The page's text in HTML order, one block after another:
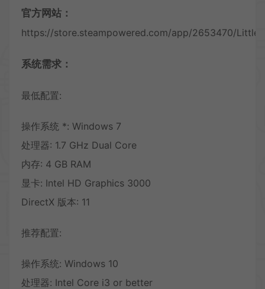
官方网站：
https://store.steampowered.com/app/2653470/
系统需求：
最低配置:
操作系统 *: Windows 7
处理器: 1.7 GHz Dual Core
内存: 4 GB RAM
显卡: Intel HD Graphics 3000
DirectX 版本: 11
推荐配置:
操作系统: Windows 10
处理器: Intel Core i3 or better